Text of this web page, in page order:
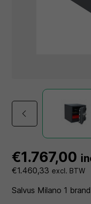
€1.767,00
€1.460,33 excl. BTW
Salvus Milano 1